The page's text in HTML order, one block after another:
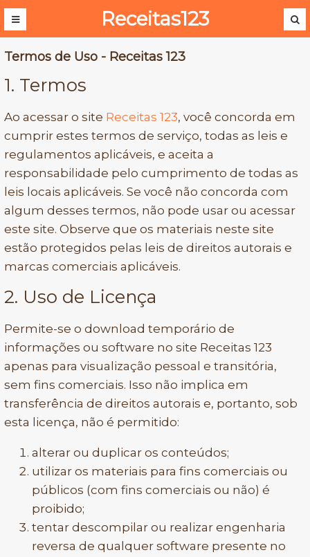
Receitas123
Termos de Uso - Receitas 123
1. Termos
Ao acessar o site Receitas 123, você concorda em
cumprir estes termos de serviço, todas as leis e
regulamentos aplicáveis, e aceita a
responsabilidade pelo cumprimento de todas as
leis locais aplicáveis. Se você não concorda com
algum desses termos, não pode usar ou acessar
este site. Observe que os materiais neste site
estão protegidos pelas leis de direitos autorais e
marcas comerciais aplicáveis.
2. Uso de Licença
Permite-se o download temporário de
informações ou software no site Receitas 123
apenas para visualização pessoal e transitória,
sem fins comerciais. Isso não implica em
transferência de direitos autorais e, portanto, sob
esta licença, não é permitido:
alterar ou duplicar os conteúdos;
utilizar os materiais para fins comerciais ou
públicos (com fins comerciais ou não) é
proibido;
tentar descompilar ou realizar engenharia
reversa de qualquer software presente no